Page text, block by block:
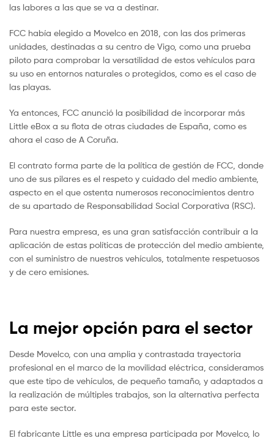
las labores a las que se va a destinar.
FCC había elegido a Movelco en 2018, con las dos primeras
unidades, destinadas a su centro de Vigo, como una prueba
piloto para comprobar la versatilidad de estos vehículos para
su uso en entornos naturales o protegidos, como es el caso de
las playas.
Ya entonces, FCC anunció la posibilidad de incorporar más
Little eBox a su flota de otras ciudades de España, como es
ahora el caso de A Coruña.
El contrato forma parte de la política de gestión de FCC, donde
uno de sus pilares es el respeto y cuidado del medio ambiente,
aspecto en el que ostenta numerosos reconocimientos dentro
de su apartado de Responsabilidad Social Corporativa (RSC).
Para nuestra empresa, es una gran satisfacción contribuir a la
aplicación de estas políticas de protección del medio ambiente,
con el suministro de nuestros vehículos, totalmente respetuosos
y de cero emisiones.
La mejor opción para el sector
Desde Movelco, con una amplia y contrastada trayectoria
profesional en el marco de la movilidad eléctrica, consideramos
que este tipo de vehículos, de pequeño tamaño, y adaptados a
la realización de múltiples trabajos, son la alternativa perfecta
para este sector.
El fabricante Little es una empresa participada por Movelco, lo